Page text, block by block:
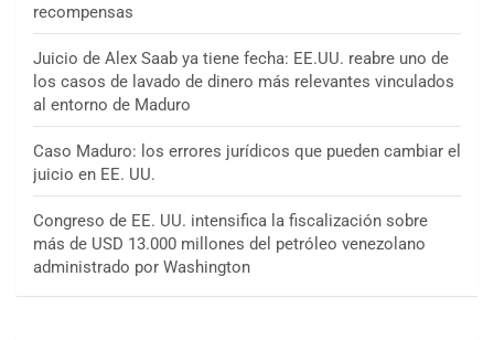
recompensas
Juicio de Alex Saab ya tiene fecha: EE.UU. reabre uno de
los casos de lavado de dinero más relevantes vinculados
al entorno de Maduro
Caso Maduro: los errores jurídicos que pueden cambiar el
juicio en EE. UU.
Congreso de EE. UU. intensifica la fiscalización sobre
más de USD 13.000 millones del petróleo venezolano
administrado por Washington